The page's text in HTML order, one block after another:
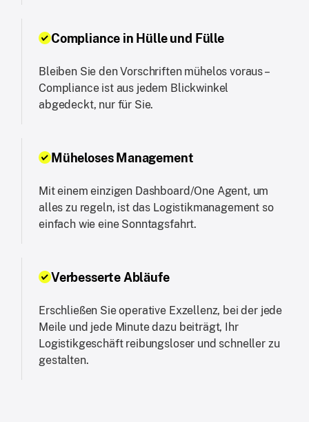
Compliance in Hülle und Fülle
Bleiben Sie den Vorschriften mühelos voraus –
Compliance ist aus jedem Blickwinkel
abgedeckt, nur für Sie.
Müheloses Management
Mit einem einzigen Dashboard/One Agent, um
alles zu regeln, ist das Logistikmanagement so
einfach wie eine Sonntagsfahrt.
Verbesserte Abläufe
Erschließen Sie operative Exzellenz, bei der jede
Meile und jede Minute dazu beiträgt, Ihr
Logistikgeschäft reibungsloser und schneller zu
gestalten.